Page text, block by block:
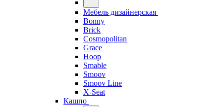
Мебель дизайнерская
Bonny
Brick
Cosmopolitan
Grace
Hoop
Smable
Smoov
Smoov Line
X-Seat
Кашпо